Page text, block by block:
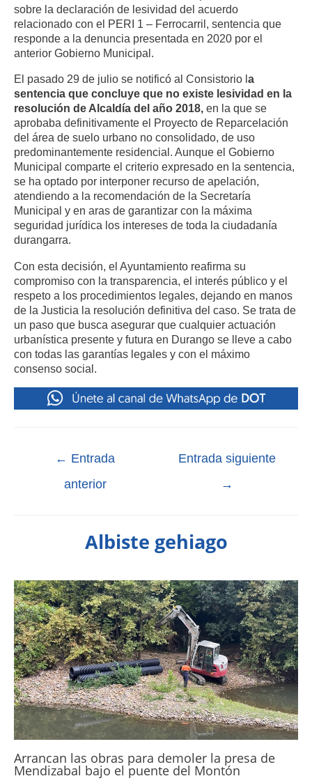
sobre la declaración de lesividad del acuerdo
relacionado con el PERI 1 – Ferrocarril, sentencia que
responde a la denuncia presentada en 2020 por el
anterior Gobierno Municipal.
El pasado 29 de julio se notificó al Consistorio l a
sentencia que concluye que no existe lesividad en la
resolución de Alcaldía del año 2018, en la que se
aprobaba definitivamente el Proyecto de Reparcelación
del área de suelo urbano no consolidado, de uso
predominantemente residencial. Aunque el Gobierno
Municipal comparte el criterio expresado en la sentencia,
se ha optado por interponer recurso de apelación,
atendiendo a la recomendación de la Secretaría
Municipal y en aras de garantizar con la máxima
seguridad jurídica los intereses de toda la ciudadanía
durangarra.
Con esta decisión, el Ayuntamiento reafirma su
compromiso con la transparencia, el interés público y el
respeto a los procedimientos legales, dejando en manos
de la Justicia la resolución definitiva del caso. Se trata de
un paso que busca asegurar que cualquier actuación
urbanística presente y futura en Durango se lleve a cabo
con todas las garantías legales y con el máximo
consenso social.
← Entrada
anterior
Entrada siguiente
→
Albiste gehiago
Arrancan las obras para demoler la presa de
Mendizabal bajo el puente del Montón